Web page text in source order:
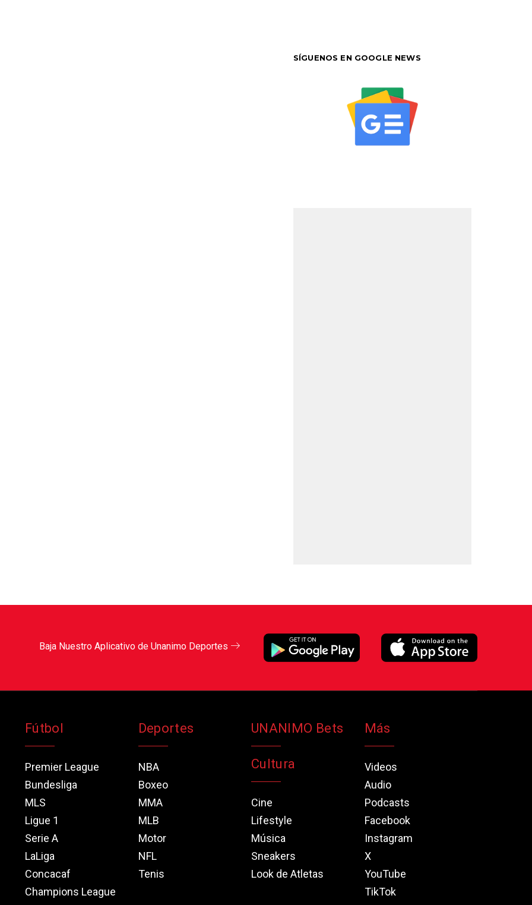
SÍGUENOS EN GOOGLE NEWS
Baja Nuestro Aplicativo de Unanimo Deportes
Fútbol
Premier League
Bundesliga
MLS
Ligue 1
Serie A
LaLiga
Concacaf
Champions League
Deportes
NBA
Boxeo
MMA
MLB
Motor
NFL
Tenis
UNANIMO Bets
Cultura
Cine
Lifestyle
Música
Sneakers
Look de Atletas
Más
Videos
Audio
Podcasts
Facebook
Instagram
X
YouTube
TikTok